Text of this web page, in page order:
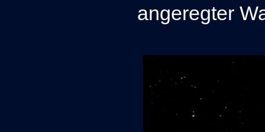
angeregter